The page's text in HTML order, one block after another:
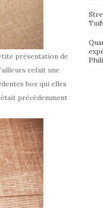
présentation de
refait une
box qui elles
précédemment